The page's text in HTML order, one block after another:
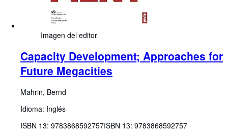
Imagen del editor
Capacity Development; Approaches for
Future Megacities
Mahrin, Bernd
Idioma: Inglés
ISBN 13: 9783868592757ISBN 13: 9783868592757